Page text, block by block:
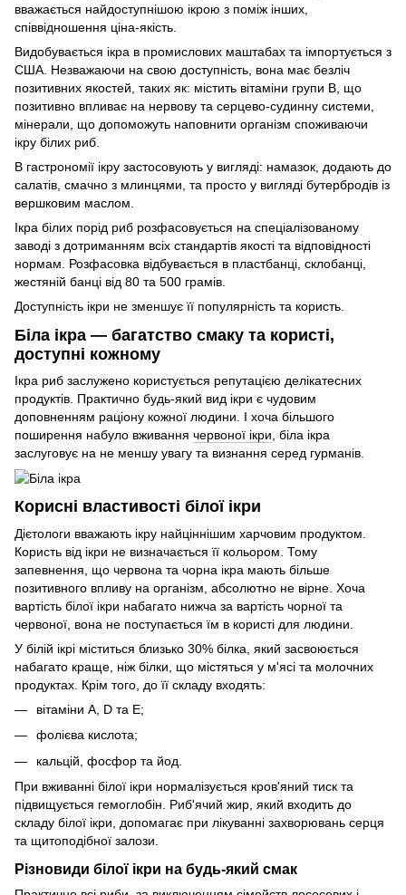
вважається найдоступнішою ікрою з поміж інших,
співвідношення ціна-якість.
Видобувається ікра в промислових маштабах та імпортується з
США. Незважаючи на свою доступність, вона має безліч
позитивних якостей, таких як: містить вітаміни групи В, що
позитивно впливає на нервову та серцево-судинну системи,
мінерали, що допоможуть наповнити організм споживаючи
ікру білих риб.
В гастрономії ікру застосовують у вигляді: намазок, додають до
салатів, смачно з млинцями, та просто у вигляді бутербродів із
вершковим маслом.
Ікра білих порід риб розфасовується на спеціалізованому
заводі з дотриманням всіх стандартів якості та відповідності
нормам. Розфасовка відбувається в пластбанці, склобанці,
жестяній банці від 80 та 500 грамів.
Доступність ікри не зменшує її популярність та користь.
Біла ікра — багатство смаку та користі,
доступні кожному
Ікра риб заслужено користується репутацією делікатесних
продуктів. Практично будь-який вид ікри є чудовим
доповненням раціону кожної людини. І хоча більшого
поширення набуло вживання червоної ікри , біла ікра
заслуговує на не меншу увагу та визнання серед гурманів.
Корисні властивості білої ікри
Дієтологи вважають ікру найціннішим харчовим продуктом.
Користь від ікри не визначається її кольором. Тому
запевнення, що червона та чорна ікра мають більше
позитивного впливу на організм, абсолютно не вірне. Хоча
вартість білої ікри набагато нижча за вартість чорної та
червоної, вона не поступається їм в користі для людини.
У білій ікрі міститься близько 30% білка, який засвоюється
набагато краще, ніж білки, що містяться у м'ясі та молочних
продуктах. Крім того, до її складу входять:
вітаміни A, D та Е;
фолієва кислота;
кальцій, фосфор та йод.
При вживанні білої ікри нормалізується кров'яний тиск та
підвищується гемоглобін. Риб'ячий жир, який входить до
складу білої ікри, допомагає при лікуванні захворювань серця
та щитоподібної залози.
Різновиди білої ікри на будь-який смак